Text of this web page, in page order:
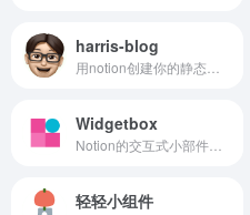
harris-blog
Widgetbox
轻轻小组件